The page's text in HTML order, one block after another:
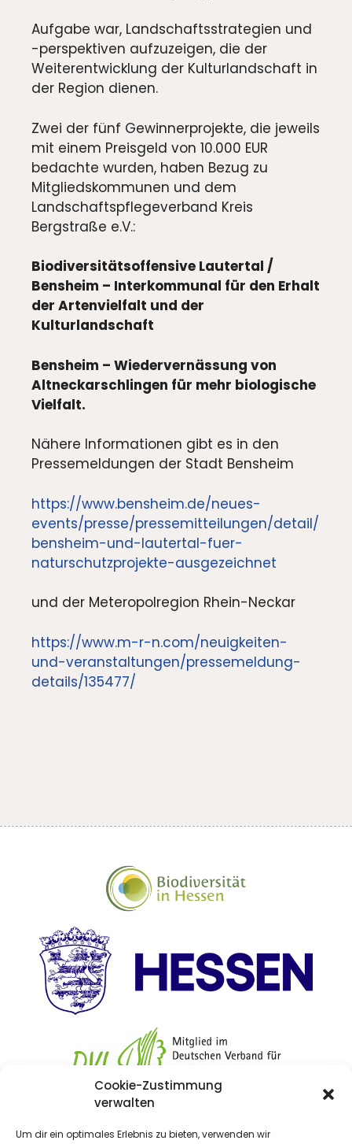
Cookie-Zustimmung
verwalten
Um dir ein optimales Erlebnis zu bieten, verwenden wir
Aufgabe war, Landschaftsstrategien und
-perspektiven aufzuzeigen, die der
Weiterentwicklung der Kulturlandschaft in
der Region dienen.
Zwei der fünf Gewinnerprojekte, die jeweils
mit einem Preisgeld von 10.000 EUR
bedachte wurden, haben Bezug zu
Mitgliedskommunen und dem
Landschaftspflegeverband Kreis
Bergstraße e.V.:
Biodiversitätsoffensive Lautertal /
Bensheim – Interkommunal für den Erhalt
der Artenvielfalt und der
Kulturlandschaft
Bensheim – Wiedervernässung von
Altneckarschlingen für mehr biologische
Vielfalt.
Nähere Informationen gibt es in den
Pressemeldungen der Stadt Bensheim
https://www.bensheim.de/neues-
events/presse/pressemitteilungen/detail/
bensheim-und-lautertal-fuer-
naturschutzprojekte-ausgezeichnet
und der Meteropolregion Rhein-Neckar
https://www.m-r-n.com/neuigkeiten-
und-veranstaltungen/pressemeldung-
details/135477/